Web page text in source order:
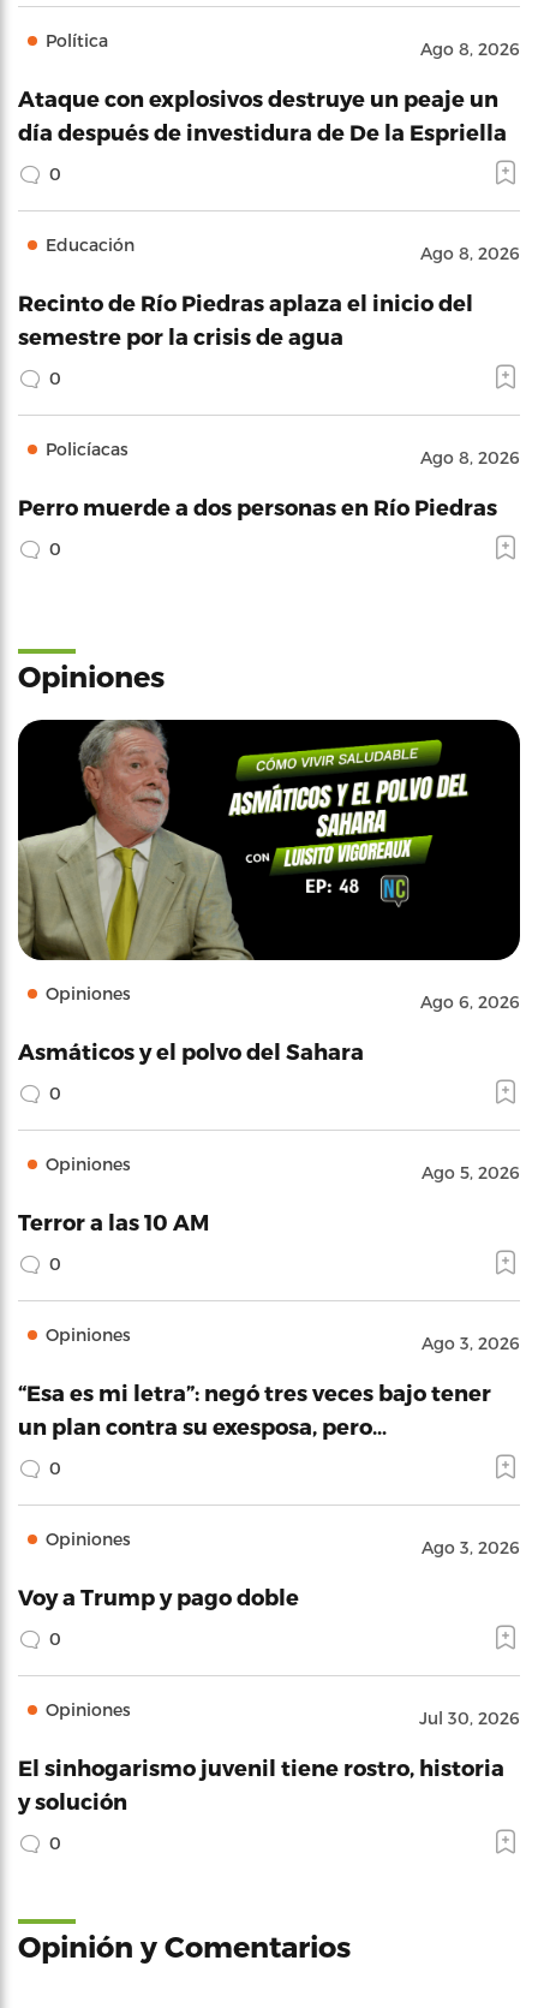
Política Ago 8, 2026
Ataque con explosivos destruye un peaje un
día después de investidura de De la Espriella
0
Educación Ago 8, 2026
Recinto de Río Piedras aplaza el inicio del
semestre por la crisis de agua
0
Policíacas Ago 8, 2026
Perro muerde a dos personas en Río Piedras
0
Opiniones
Opiniones Ago 6, 2026
Asmáticos y el polvo del Sahara
0
Opiniones Ago 5, 2026
Terror a las 10 AM
0
Opiniones Ago 3, 2026
“Esa es mi letra”: negó tres veces bajo tener
un plan contra su exesposa, pero…
0
Opiniones Ago 3, 2026
Voy a Trump y pago doble
0
Opiniones Jul 30, 2026
El sinhogarismo juvenil tiene rostro, historia
y solución
0
Opinión y Comentarios